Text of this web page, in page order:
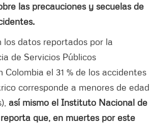
las precauciones y secuelas de
los datos reportados por la
de Servicios Públicos
Colombia el 31 % de los accidentes
corresponde a menores de edad
así mismo el Instituto Nacional de
que, en muertes por este